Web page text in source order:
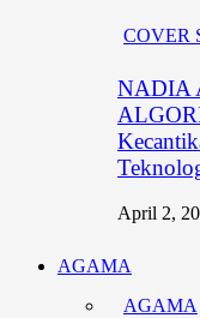
COVER
NADIA
April 2,
AGAMA
AGAMA